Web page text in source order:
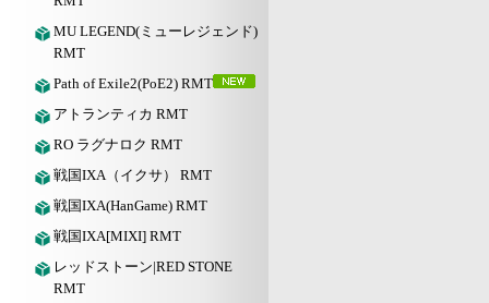
MU LEGEND(ミューレジェンド)
RMT
Path of Exile2(PoE2) RMT
アトランティカ RMT
RO ラグナロク RMT
戦国IXA（イクサ） RMT
戦国IXA(HanGame) RMT
戦国IXA[MIXI] RMT
レッドストーン|RED STONE
RMT